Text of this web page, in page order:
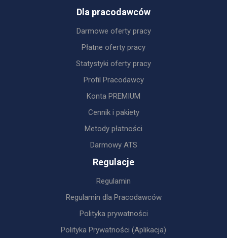
Dla pracodawców
Darmowe oferty pracy
Płatne oferty pracy
Statystyki oferty pracy
Profil Pracodawcy
Konta PREMIUM
Cennik i pakiety
Metody płatności
Darmowy ATS
Regulacje
Regulamin
Regulamin dla Pracodawców
Polityka prywatności
Polityka Prywatności (Aplikacja)